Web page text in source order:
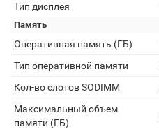
Тип дисплея
Память
Оперативная память (ГБ)
Тип оперативной памяти
Кол-во слотов SODIMM
Максимальный объем
памяти (ГБ)